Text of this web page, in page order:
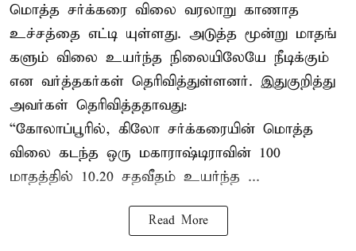
மொத்த சர்க்கரை விலை வரலாறு காணாத
உச்சத்தை எட்டி யுள்ளது. அடுத்த மூன்று மாதங்
களும் விலை உயர்ந்த நிலையிலேயே நீடிக்கும்
என வர்த்தகர்கள் தெரிவித்துள்ளனர். இதுகுறித்து
அவர்கள் தெரிவித்ததாவது:
“கோலாப்பூரில், கிலோ சர்க்கரையின் மொத்த
விலை கடந்த ஒரு மகாராஷ்டிராவின் 100
மாதத்தில் 10.20 சதவீதம் உயர்ந்த ...
Read More